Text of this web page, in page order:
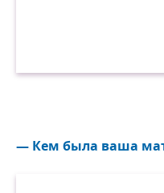
— Кем была ваша